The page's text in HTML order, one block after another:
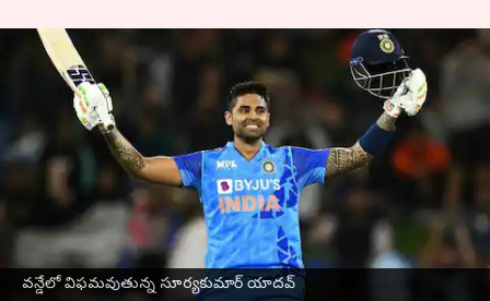
వన్డేలో విఫమవుతున్న సూర్యకుమార్ యాదవ్
సూర్యకుమార్‌కు అవకాశమిస్తే..
ప్రపంచకప్‌లో దుమ్మురేపుతాడు :
యూవీ
వ్రాసిన వారు Jayachandra Akuri Mar 25, 2023 06:03 pm
ఈ వార్తాకథనం ఏంటి
టీ20ల్లో ప్రత్యర్థి బౌలర్లకు టీమిండియాస్టార్ ప్లేయర్